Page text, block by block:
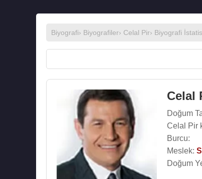
Biyografi› Biyografiler› Celal Pir› Biyografi
Celal
Doğum
Celal Pir
Burcu:
Meslek:
Doğum